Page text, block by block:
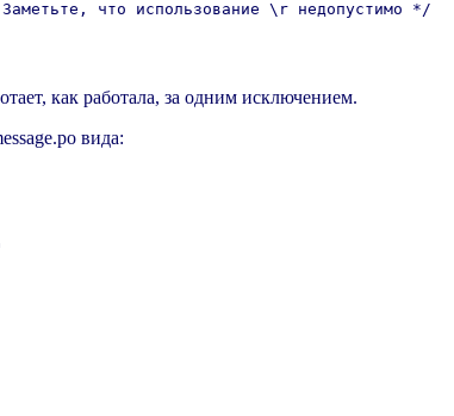
что использование \r недопустимо */
как работала, за одним исключением.
вида: